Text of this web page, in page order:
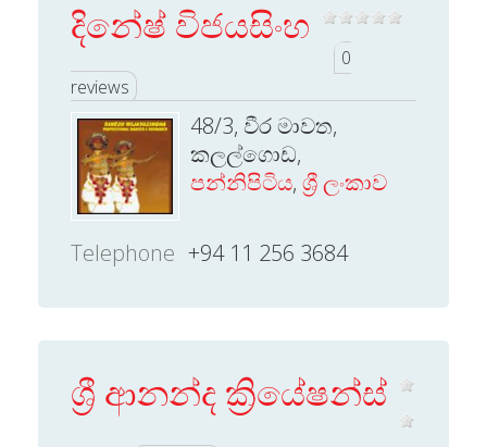
දිනේෂ් විජයසිංහ
0
reviews
48/3, වීර මාවත,
කලල්ගොඩ,
පන්නිපිටිය, ශ්‍රී ලංකාව
Telephone +94 11 256 3684
ශ්‍රී ආනන්ද ක්‍රියේෂන්ස්